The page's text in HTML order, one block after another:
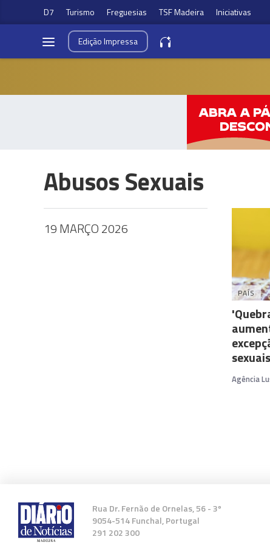
D7 Turismo Freguesias TSF Madeira Iniciativas
EdiçãoImpressa
Abusos Sexuais
19 MARÇO 2026
PAÍS
sexuais
Agência
Rua Dr. Fernão de Ornelas, 56 - 3º
9054-514 Funchal, Portugal
291 202 300